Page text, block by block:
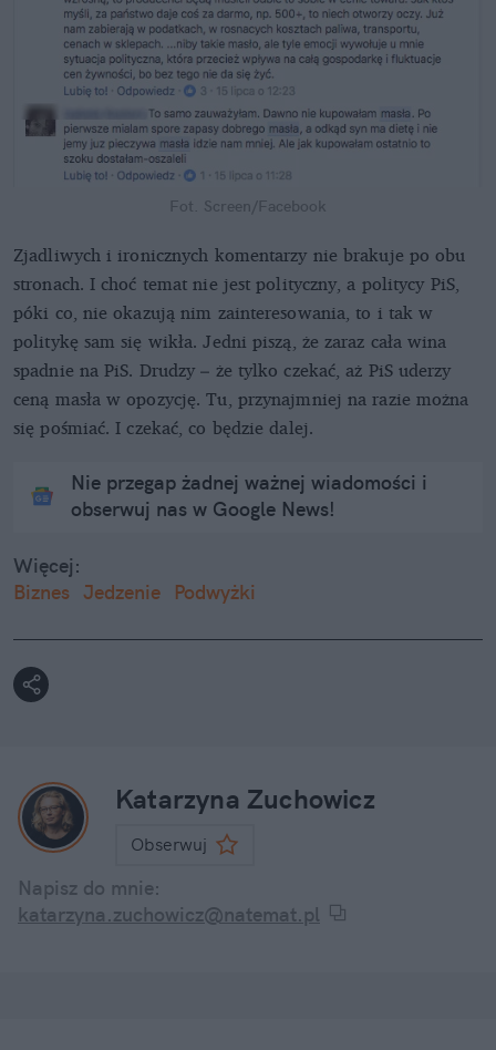
Fot. Screen/Facebook
Zjadliwych i ironicznych komentarzy nie brakuje po obu
stronach. I choć temat nie jest polityczny, a politycy PiS,
póki co, nie okazują nim zainteresowania, to i tak w
politykę sam się wikła. Jedni piszą, że zaraz cała wina
spadnie na PiS. Drudzy – że tylko czekać, aż PiS uderzy
ceną masła w opozycję. Tu, przynajmniej na razie można
się pośmiać. I czekać, co będzie dalej.
Nie przegap żadnej ważnej wiadomości i
obserwuj nas w Google News!
Więcej:
Biznes Jedzenie Podwyżki
Katarzyna Zuchowicz
Obserwuj
Napisz do mnie:
katarzyna.zuchowicz@natemat.pl